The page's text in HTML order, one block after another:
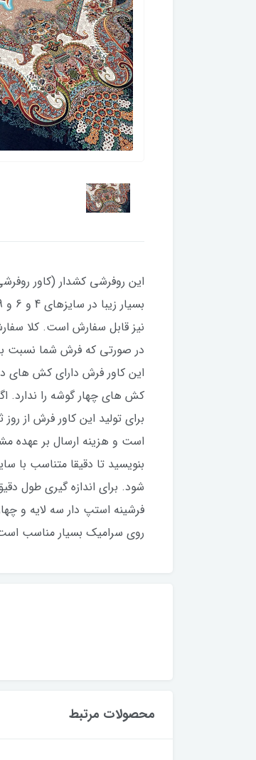
​​​​این روفرشی کشدار (کاور
است و هزینه ارسال بر عهده
بنویسید تا دقیقا متناسب با
شود. برای اندازه گیری طول
فرشینه استپ دار سه لایه و
روی سرامیک بسیار مناسب
محصولات مرتبط